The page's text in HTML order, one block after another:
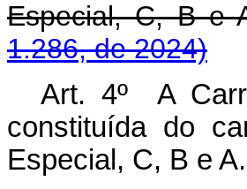
Especial, C, B
1.286, de 2024)
Art. 4º A
constituída do
Especial, C, B e